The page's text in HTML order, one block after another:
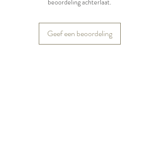
Geef een beoordeling